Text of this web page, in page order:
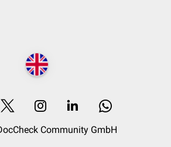
Community GmbH